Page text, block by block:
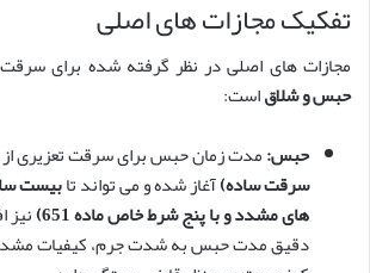
تفکیک مجازات های اصلی
مجازات های اصلی در نظر گرفته شده برای
حبس و شلاقاست:
حبس:مدت زمان حبس برای سرقت تعزیری از
سرقت ساده)آغاز شده و می تواند تابیست
های مشدد و با پنج شرط خاص ماده 651)
نیز
دقیق مدت حبس به شدت جرم، کیفیات